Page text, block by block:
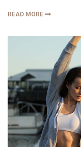
READ MORE